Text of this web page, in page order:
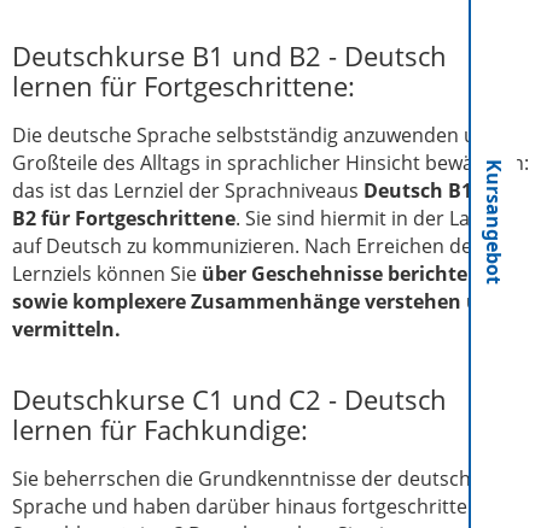
Kursangebot
Deutschkurse B1 und B2 - Deutsch
lernen für Fortgeschrittene:
Die deutsche Sprache selbstständig anzuwenden und
Großteile des Alltags in sprachlicher Hinsicht bewältigen:
das ist das Lernziel der Sprachniveaus Deutsch B1 und
B2 für Fortgeschrittene. Sie sind hiermit in der Lage,
auf Deutsch zu kommunizieren. Nach Erreichen des
Lernziels können Sie über Geschehnisse berichten
sowie komplexere Zusammenhänge verstehen und
vermitteln.
Deutschkurse C1 und C2 - Deutsch
lernen für Fachkundige:
Sie beherrschen die Grundkenntnisse der deutschen
Sprache und haben darüber hinaus fortgeschrittene